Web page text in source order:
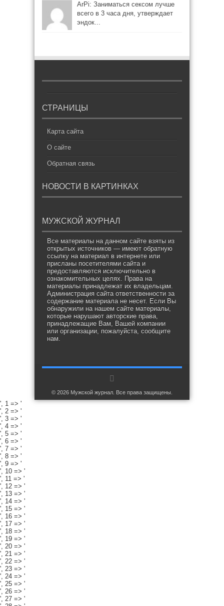
ArPi: Заниматься сексом лучше
всего в 3 часа дня, утверждает
эндок...
СТРАНИЦЫ
Карта сайта
О сайте
Обратная связь
НОВОСТИ В КАРТИНКАХ
МУЖСКОЙ ЖУРНАЛ
Все материалы на данном сайте взяты из
открытых источников — имеют обратную
ссылку на материал в интернете или
присланы посетителями сайта и
предоставляются исключительно в
ознакомительных целях. Права на
материалы принадлежат их владельцам.
Администрация сайта ответственности за
содержание материала не несет. Если Вы
обнаружили на нашем сайте материалы,
которые нарушают авторские права,
принадлежащие Вам, Вашей компании
или организации, пожалуйста, сообщите
нам.
© 2026 Мужской журнал. Все права защищены.
', 1 => '
', 2 => '
', 3 => '
', 4 => '
', 5 => '
', 6 => '
', 7 => '
', 8 => '
', 9 => '
', 10 => '
', 11 => '
', 12 => '
', 13 => '
', 14 => '
', 15 => '
', 16 => '
', 17 => '
', 18 => '
', 19 => '
', 20 => '
', 21 => '
', 22 => '
', 23 => '
', 24 => '
', 25 => '
', 26 => '
', 27 => '